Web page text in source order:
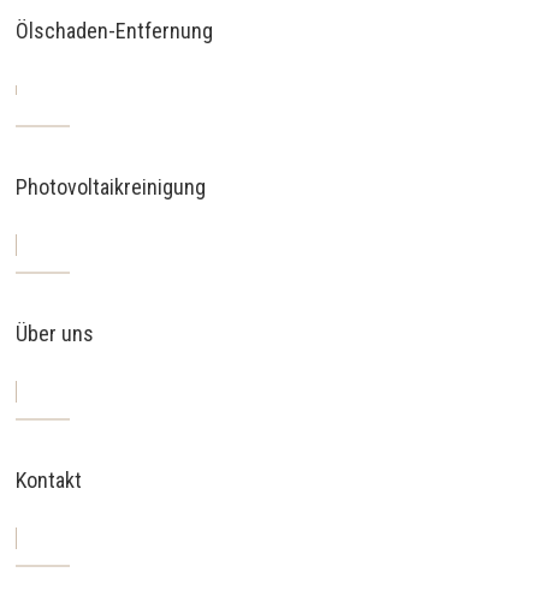
Ölschaden-Entfernung
Photovoltaikreinigung
Über uns
Kontakt